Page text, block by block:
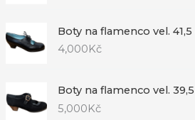
Boty na flamenco vel. 41,5
4,000 Kč
Boty na flamenco vel.
5,000Kč